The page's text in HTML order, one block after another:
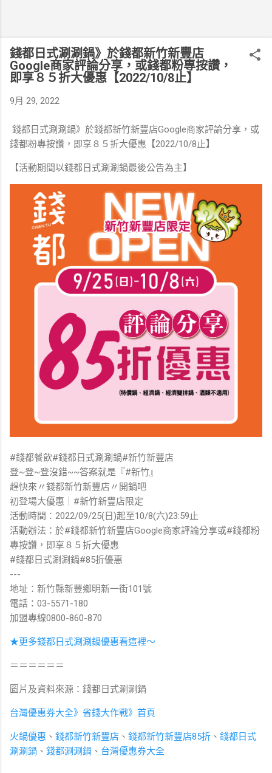
錢都日式涮涮鍋》於錢都新竹新豐店
Google商家評論分享，或錢都粉專按讚，
即享８５折大優惠【2022/10/8止】
9月 29, 2022
錢都日式涮涮鍋》於錢都新竹新豐店Google商家評論分享，或
錢都粉專按讚，即享８５折大優惠【2022/10/8止】
【活動期間以錢都日式涮涮鍋最後公告為主】
#錢都餐飲#錢都日式涮涮鍋#新竹新豐店
登~登~登沒錯~~答案就是『#新竹』
趕快來〃錢都新竹新豐店〃開鍋吧
初登場大優惠｜#新竹新豐店限定
活動時間：2022/09/25(日)起至10/8(六)23:59止
活動辦法：於#錢都新竹新豐店Google商家評論分享或#錢都粉
專按讚，即享８５折大優惠
#錢都日式涮涮鍋#85折優惠
---
地址：新竹縣新豐鄉明新一街101號
電話：03-5571-180
加盟專線0800-860-870
★更多錢都日式涮涮鍋優惠看這裡～
＝＝＝＝＝＝
圖片及資料來源：錢都日式涮涮鍋
台灣優惠券大全》省錢大作戰》首頁
火鍋優惠 、 錢都新竹新豐店 、 錢都新竹新豐店85折 、 錢都日式
涮涮鍋 、 錢都涮涮鍋 、 台灣優惠券大全